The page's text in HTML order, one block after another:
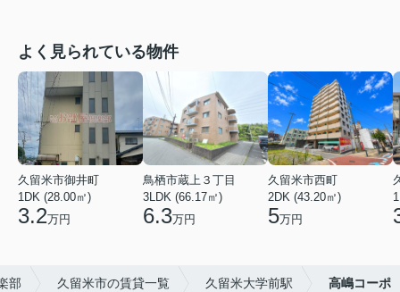
よく見られている物件
久留米市御井町
1DK (28.00㎡)
3.2万円
鳥栖市蔵上３丁目
3LDK (66.17㎡)
6.3万円
久留米市西町
2DK (43.20㎡)
5万円
部 久留米市の賃貸一覧 久留米大学前駅 高嶋コーポ